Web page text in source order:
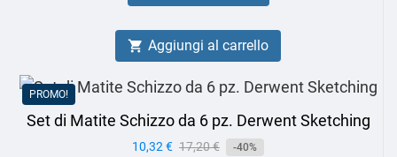
 Aggiungi al carrello
PROMO!
Set di Matite Schizzo da 6 pz. Derwent Sketching
Prezzo
10,32 € Prezzo
17,20 € -40%